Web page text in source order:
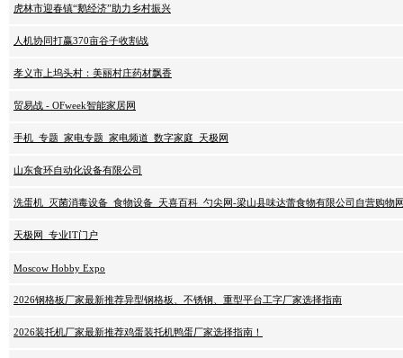
虎林市迎春镇“鹅经济”助力乡村振兴
人机协同打赢370亩谷子收割战
孝义市上坞头村：美丽村庄药材飘香
贸易战 - OFweek智能家居网
手机_专题_家电专题_家电频道_数字家庭_天极网
山东食环自动化设备有限公司
洗蛋机_灭菌消毒设备_食物设备_天喜百科_勺尖网-梁山县味达蕾食物有限公司自营购物
天极网_专业IT门户
Moscow Hobby Expo
2026钢格板厂家最新推荐异型钢格板、不锈钢、重型平台工字厂家选择指南
2026装托机厂家最新推荐鸡蛋装托机鸭蛋厂家选择指南！